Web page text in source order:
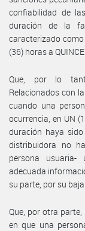
confiabilidad de
duración de la
caracterizado como
(36) horas a
Que, por lo
Relacionados con
cuando una
ocurrencia, en UN
duración haya
distribuidora no
persona
adecuada
su parte, por su
Que, por otra
en que una